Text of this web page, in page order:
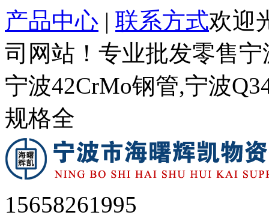
产品中心 | 联系方式欢迎
司网站！专业批发零售
宁波42CrMo钢管,宁波
规格全
15658261995